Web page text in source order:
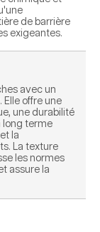
de barrière
exigeantes.
avec un
Elle offre une
une durabilité
long terme
la
La texture
les normes
assure la